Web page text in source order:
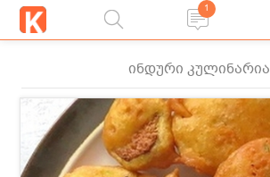
1
ინდური კულინარია